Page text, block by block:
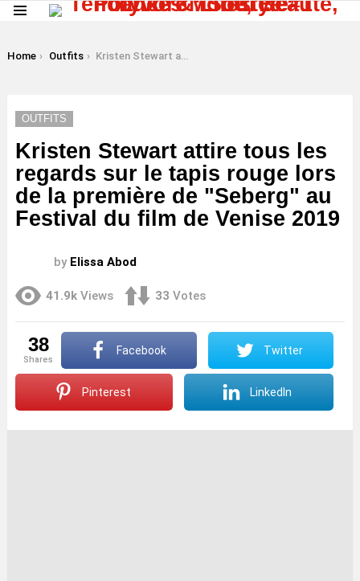
You are here:
Home Outfits Kristen Stewart attire tous les regards sur le tapis rouge lors de la première de "Seberg" au Festival du film de Venise 2019
OUTFITS
Kristen Stewart attire tous les
regards sur le tapis rouge lors
de la première de "Seberg" au
Festival du film de Venise 2019
by Elissa Abod
41.9k Views 33 Votes
38
shares
Facebook Twitter
Pinterest LinkedIn